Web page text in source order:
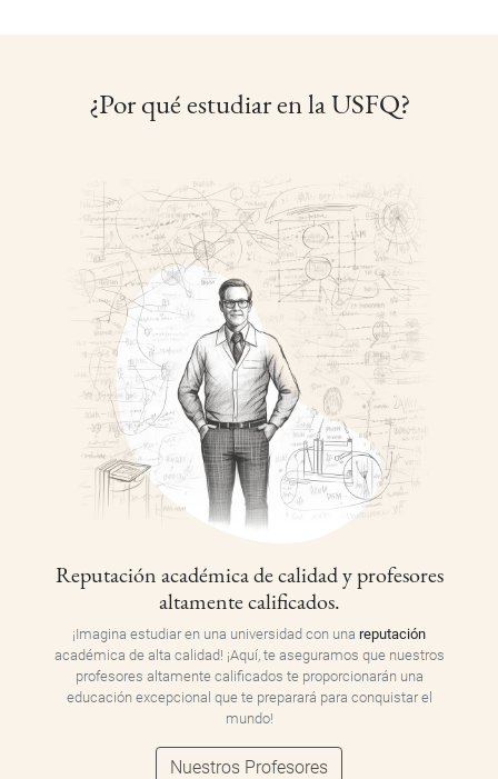
¿Por qué estudiar en la USFQ?
Reputación académica de calidad y profesores
altamente calificados.
¡Imagina estudiar en una universidad con una reputación
académica de alta calidad! ¡Aquí, te aseguramos que nuestros
profesores altamente calificados te proporcionarán una
educación excepcional que te preparará para conquistar el
mundo!
Nuestros Profesores